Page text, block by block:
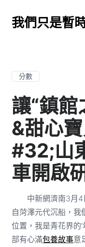
我們只是暫
分數
讓“鎮館
&甜心
#32;山
車開啟
中新網濟南3月
自菏澤元代沉船，我
位置，我是青花界的
部有心滿包養故事意